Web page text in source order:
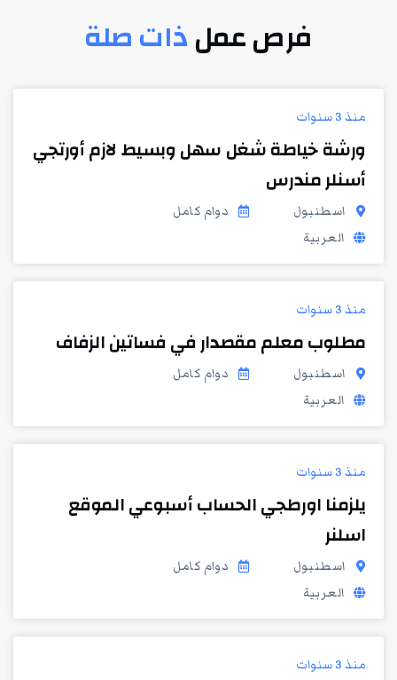
فرص عملذات صلة
منذ 3 سنوات
ورشة خياطة شغل سهل وبسيط لازم أورتجي
أسنلر مندرس
اسطنبول
دوام كامل
العربية
منذ 3 سنوات
مطلوب معلم مقصدار في فساتين الزفاف
اسطنبول
دوام كامل
العربية
منذ 3 سنوات
يلزمنا اورطجي الحساب أسبوعي الموقع
اسلنر
اسطنبول
دوام كامل
العربية
منذ 3 سنوات